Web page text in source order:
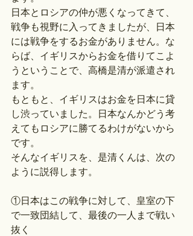
日本とロシアの仲が悪くなってきて、
戦争も視野に入ってきましたが、日本
には戦争をするお金がありません。な
らば、イギリスからお金を借りてこよ
うということで、高橋是清が派遣され
ます。
もともと、イギリスはお金を日本に貸
し渋っていました。日本なんかどう考
えてもロシアに勝てるわけがないから
です。
そんなイギリスを、是清くんは、次の
ように説得します。
①日本はこの戦争に対して、皇室の下
で一致団結して、最後の一人まで戦い
抜く